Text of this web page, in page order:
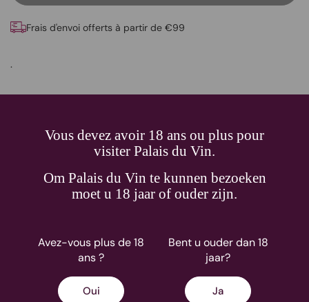
Vous devez avoir 18 ans ou plus pour
visiter Palais du Vin.
Om Palais du Vin te kunnen bezoeken
moet u 18 jaar of ouder zijn.
Avez-vous plus de 18
ans ?
Oui
Bent u ouder dan 18
jaar?
Ja
Frais d'envoi offerts à partir de €99
.
à votre service rapide